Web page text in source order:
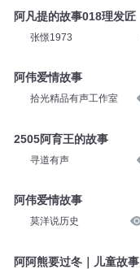
阿凡提的故事018理发匠
张憬1973
阿伟爱情故事
拾光精品有声工作室
2505阿育王的故事
寻道有声
阿伟爱情故事
莫洋说历史
阿阿熊要过冬｜儿童故事